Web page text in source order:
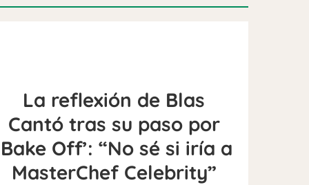
La reflexión de Blas
Cantó tras su paso por
Off’: “No sé si iría a
MasterChef Celebrity”